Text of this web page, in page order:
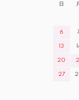
日
6
13
20
27